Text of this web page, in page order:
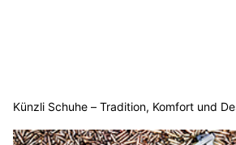
Künzli Schuhe – Tradition, Komfort und